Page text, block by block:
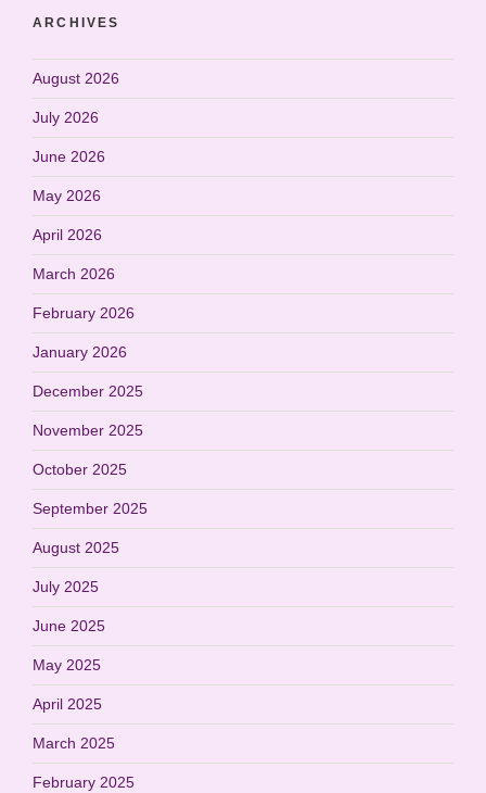
ARCHIVES
August 2026
July 2026
June 2026
May 2026
April 2026
March 2026
February 2026
January 2026
December 2025
November 2025
October 2025
September 2025
August 2025
July 2025
June 2025
May 2025
April 2025
March 2025
February 2025